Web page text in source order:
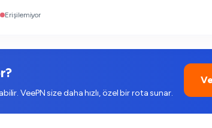
Erişilemiyor
VeePN size daha hızlı, özel bir rota sunar.